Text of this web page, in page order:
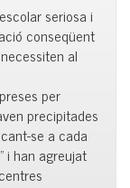
seriosa i
conseqüent
al
per
precipitades
se a cada
i han agreujat